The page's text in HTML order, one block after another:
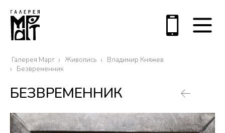
Галерея Март Живопись
Владимир Княжев
Безвременник
БЕЗВРЕМЕННИК